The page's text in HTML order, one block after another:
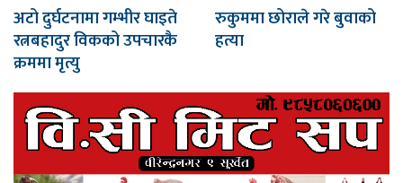
अटो दुर्घटनामा गम्भीर घाइते
रत्नबहादुर विकको उपचारकै
क्रममा मृत्यु
रुकुममा छोराले गरे बुवाको
हत्या